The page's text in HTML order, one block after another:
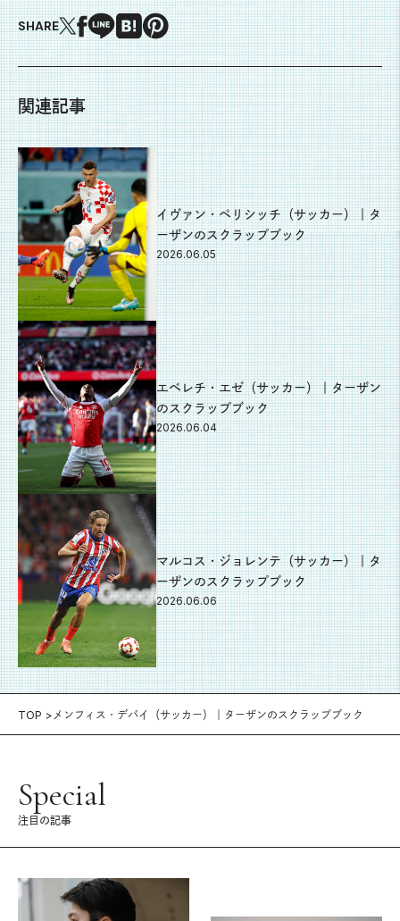
SHARE
関連記事
イヴァン・ペリシッチ（サッカー）｜タ
ーザンのスクラップブック
2026.06.05
エベレチ・エゼ（サッカー）｜ターザン
のスクラップブック
2026.06.04
マルコス・ジョレンテ（サッカー）｜タ
ーザンのスクラップブック
2026.06.06
TOP メンフィス・デパイ（サッカー）｜ターザンのスクラップブック
Special
注目の記事